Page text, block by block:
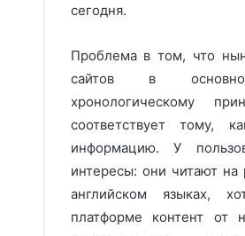
сегодня.
Проблема в том, что
сайтов в
хронологическому
соответствует тому,
информацию. У
интересы: они читают
английском языках,
платформе контент от